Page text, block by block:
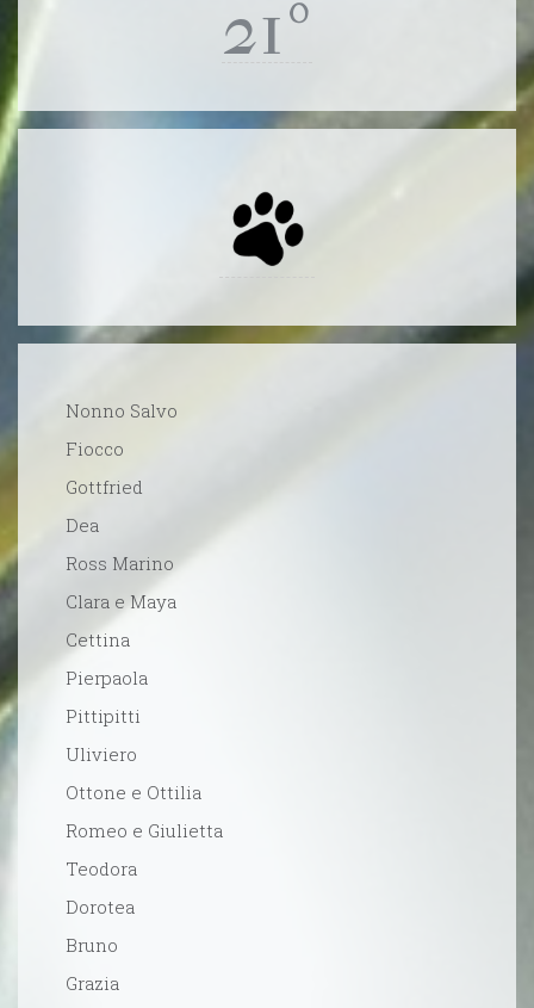
21º
Nonno Salvo
Fiocco
Gottfried
Dea
Ross Marino
Clara e Maya
Cettina
Pierpaola
Pittipitti
Uliviero
Ottone e Ottilia
Romeo e Giulietta
Teodora
Dorotea
Bruno
Grazia